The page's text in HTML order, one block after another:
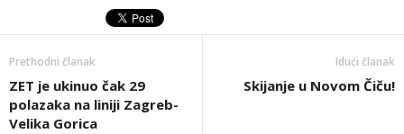
Prethodni članak
ZET je ukinuo čak 29
polazaka na liniji Zagreb-
Velika Gorica
Idući članak
Skijanje u Novom Čiču!